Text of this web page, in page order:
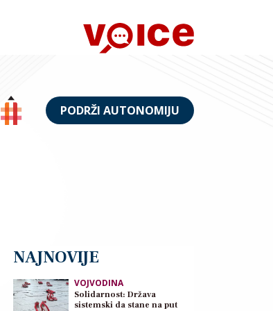
PODRŽI AUTONOMIJU
NAJNOVIJE
VOJVODINA
Solidarnost: Država
sistemski da stane na put